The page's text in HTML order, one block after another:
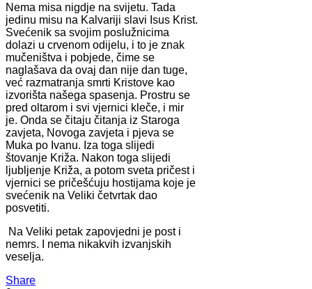
Nema misa nigdje na svijetu. Tada
jedinu misu na Kalvariji slavi Isus Krist.
Svećenik sa svojim poslužnicima
dolazi u crvenom odijelu, i to je znak
mučeništva i pobjede, čime se
naglašava da ovaj dan nije dan tuge,
već razmatranja smrti Kristove kao
izvorišta našega spasenja. Prostru se
pred oltarom i svi vjernici kleče, i mir
je. Onda se čitaju čitanja iz Staroga
zavjeta, Novoga zavjeta i pjeva se
Muka po Ivanu. Iza toga slijedi
štovanje Križa. Nakon toga slijedi
ljubljenje Križa, a potom sveta pričest i
vjernici se pričešćuju hostijama koje je
svećenik na Veliki četvrtak dao
posvetiti.
Na Veliki petak zapovjedni je post i
nemrs. I nema nikakvih izvanjskih
veselja.
Share